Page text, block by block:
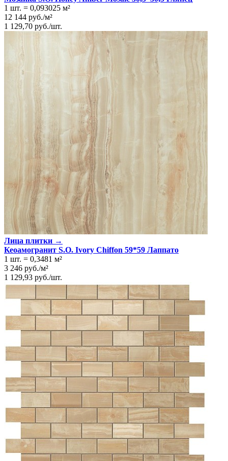
1 шт. = 0,093025 м²
12 144 руб./м²
1 129,70 руб./шт.
Лица плитки →
Кеоамогранит S.O. Ivory Chiffon 59*59 Лаппато
1 шт. = 0,3481 м²
3 246 руб./м²
1 129,93 руб./шт.